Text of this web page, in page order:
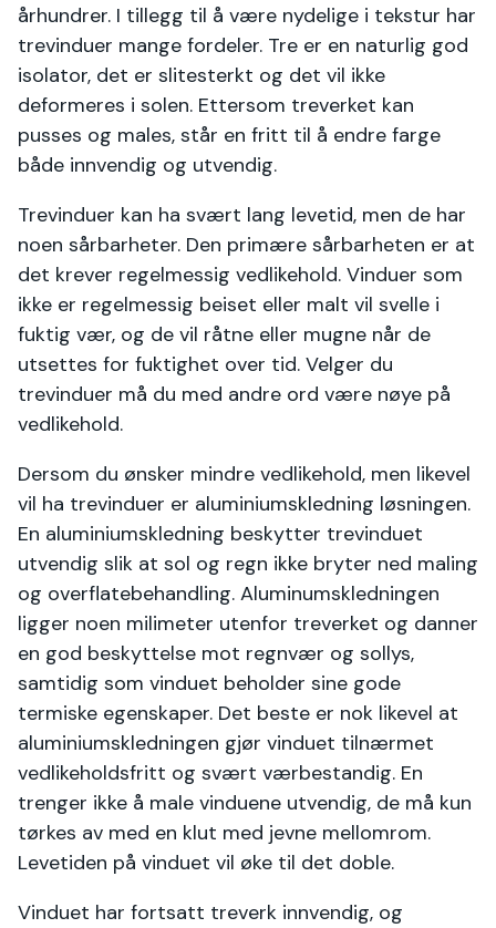
århundrer. I tillegg til å være nydelige i tekstur har
trevinduer mange fordeler. Tre er en naturlig god
isolator, det er slitesterkt og det vil ikke
deformeres i solen. Ettersom treverket kan
pusses og males, står en fritt til å endre farge
både innvendig og utvendig.
Trevinduer kan ha svært lang levetid, men de har
noen sårbarheter. Den primære sårbarheten er at
det krever regelmessig vedlikehold. Vinduer som
ikke er regelmessig beiset eller malt vil svelle i
fuktig vær, og de vil råtne eller mugne når de
utsettes for fuktighet over tid. Velger du
trevinduer må du med andre ord være nøye på
vedlikehold.
Dersom du ønsker mindre vedlikehold, men likevel
vil ha trevinduer er aluminiumskledning løsningen.
En aluminiumskledning beskytter trevinduet
utvendig slik at sol og regn ikke bryter ned maling
og overflatebehandling. Aluminumskledningen
ligger noen milimeter utenfor treverket og danner
en god beskyttelse mot regnvær og sollys,
samtidig som vinduet beholder sine gode
termiske egenskaper. Det beste er nok likevel at
aluminiumskledningen gjør vinduet tilnærmet
vedlikeholdsfritt og svært værbestandig. En
trenger ikke å male vinduene utvendig, de må kun
tørkes av med en klut med jevne mellomrom.
Levetiden på vinduet vil øke til det doble.
Vinduet har fortsatt treverk innvendig, og